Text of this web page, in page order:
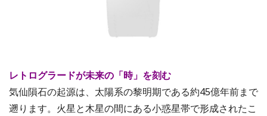
レトログラードが未来の「時」を刻む
気仙隕石の起源は、太陽系の黎明期である約45億年前まで
遡ります。火星と木星の間にある小惑星帯で形成されたこ